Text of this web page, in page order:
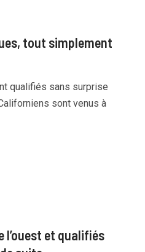
tout simplement
qualifiés sans surprise
sont venus à
l’ouest et qualifiés